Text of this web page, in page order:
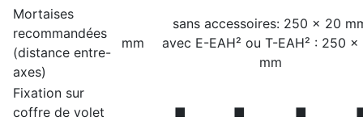
Mortaises
recommandées
(distance entre-
axes)
mm
sans accessoires: 250 x 20
avec E-EAH² ou T-EAH² : 250 x
mm
Fixation sur
coffre de volet
■ ■ ■